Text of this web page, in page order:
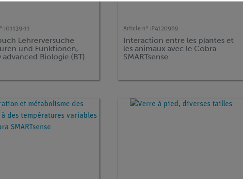
:01139-11
Lehrerversuche
und Funktionen,
advanced Biologie (BT)
Article n° : P4120969
Interaction entre les plantes et
les animaux avec le Cobra
SMARTsense